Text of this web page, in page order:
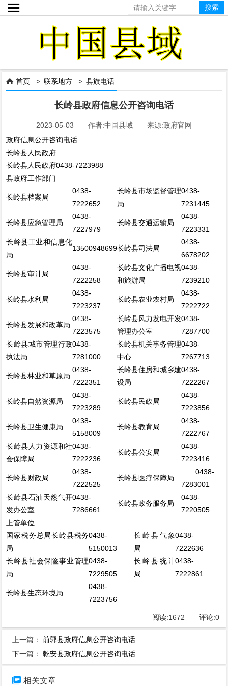

 首页 >联系地方 >县旗电话
长岭县政府信息公开咨询电话
2023-05-03 作者:中国县域 来源:政府官网
政府信息公开咨询电话
长岭县人民政府
长岭县人民政府0438-7223988
县政府工作部门
长岭县档案局
0438-
7222652
长岭县市场监督管理
局
0438-
7231445
长岭县应急管理局
0438-
7227979
长岭县交通运输局
0438-
7223331
长岭县工业和信息化
局
13500948699长岭县司法局
0438-
6678202
长岭县审计局
0438-
7222258
长岭县文化广播电视
和旅游局
0438-
7239210
长岭县水利局
0438-
7223237
长岭县农业农村局
0438-
7222722
长岭县发展和改革局
0438-
7223575
长岭县风力发电开发
管理办公室
0438-
7287700
长岭县城市管理行政
执法局
0438-
7281000
长岭县机关事务管理
中心
0438-
7267713
长岭县林业和草原局
0438-
7222351
长岭县住房和城乡建
设局
0438-
7222267
长岭县自然资源局
0438-
7223289
长岭县民政局
0438-
7223856
长岭县卫生健康局
0438-
5158009
长岭县教育局
0438-
7222767
长岭县人力资源和社
会保障局
0438-
7222236
长岭县公安局
0438-
7223416
长岭县财政局
0438-
7222525
长岭县医疗保障局
0438-
7283001
长岭县石油天然气开
发办公室
0438-
7286661
长岭县政务服务局
0438-
7220505
上管单位
国家税务总局长岭县税务
局
0438-
5150013
长岭县气象
局
0438-
7222636
长岭县社会保险事业管理
局
0438-
7229505
长岭县统计
局
0438-
7222861
长岭县生态环境局
0438-
7223756
阅读:1672 评论:0
上一篇：前郭县政府信息公开咨询电话
下一篇：乾安县政府信息公开咨询电话
 相关文章